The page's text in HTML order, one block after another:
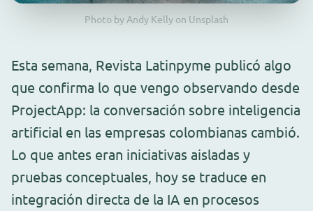
Photo by Andy Kelly on Unsplash
Esta semana, Revista Latinpyme publicó algo
que confirma lo que vengo observando desde
ProjectApp: la conversación sobre inteligencia
artificial en las empresas colombianas cambió.
Lo que antes eran iniciativas aisladas y
pruebas conceptuales, hoy se traduce en
integración directa de la IA en procesos